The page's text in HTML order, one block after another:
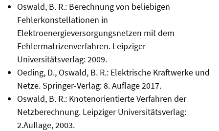
Oswald, B. R.: Berechnung von beliebigen
Fehlerkonstellationen in
Elektroenergieversorgungsnetzen mit dem
Fehlermatrizenverfahren. Leipziger
Universitätsverlag: 2009.
Oeding, D., Oswald, B. R.: Elektrische Kraftwerke und
Netze. Springer-Verlag: 8. Auflage 2017.
Oswald, B. R.: Knotenorientierte Verfahren der
Netzberechnung. Leipziger Universitätsverlag:
2.Auflage, 2003.